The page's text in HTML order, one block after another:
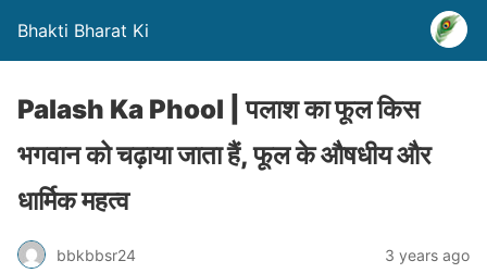
Bhakti Bharat Ki
Palash Ka Phool | पलाश का फूल किस
भगवान को चढ़ाया जाता हैं, फूल के औषधीय और
धार्मिक महत्व
bbkbbsr24 3 years ago